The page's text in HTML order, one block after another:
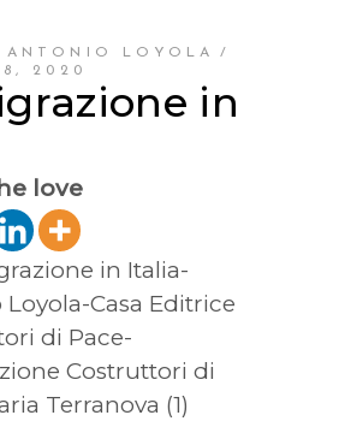
ANTONIO LOYOLA
2020
in
love